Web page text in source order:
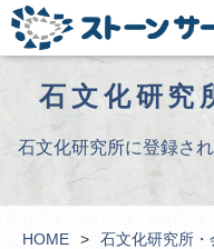
石文化研究
石文化研究所に登録さ
HOME 石文化研究所・